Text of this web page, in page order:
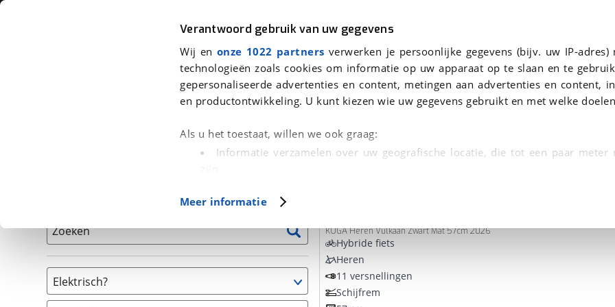
Verantwoord gebruik van uw gegevens
Wij en onze 1022 partners verwerken je persoonlijke gegevens (bijv. uw IP-adres)
technologieën zoals cookies om informatie op uw apparaat op te slaan en te
gepersonaliseerde advertenties en content, metingen aan advertenties en content,
en productontwikkeling. U kunt kiezen wie uw gegevens gebruikt en met welke
Als u het toestaat, willen we ook graag:
Informatie verzamelen over uw geografische locatie, die tot een paar meter
(fingerprinting)
in. U kunt uw toestemming op elk moment wijzigen of
Cookieverklaring.
Met cookies en vergelijkbare technieken zorgen we voor een betere en meer
Functionele cookies zorgen ervoor dat de website goed werkt. Ook gebruiken we
Meer informatie
Auto Fiets Motor
We hebben 8 fietsen voor je gevonden
Zoeken
Elektrisch?
Niet elektrisch (8)
KOGA Heren Vulkaan Zwart Mat 57cm 2026
Hybride fiets
Heren
11 versnellingen
Schijfrem